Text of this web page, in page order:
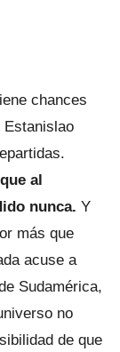
chances
Estanislao
al
nunca. Y
más que
acuse a
Sudamérica,
no
de que